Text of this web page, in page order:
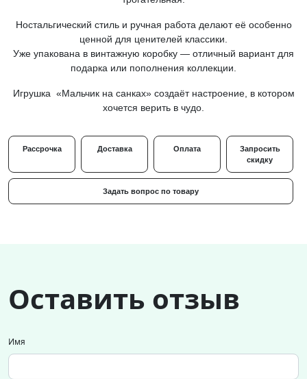
Ностальгический стиль и ручная работа делают её особенно
ценной для ценителей классики.
Уже упакована в винтажную коробку — отличный вариант для
подарка или пополнения коллекции.
Игрушка «Мальчик на санках» создаёт настроение, в котором
хочется верить в чудо.
Рассрочка Доставка Оплата
Запросить
скидку
Задать вопрос по товару
Оставить отзыв
Имя